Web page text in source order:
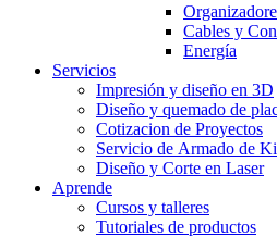
Cables y
Energía
Servicios
Impresión y diseño en 3D
Diseño y quemado de
Cotizacion de Proyectos
Servicio de Armado de
Diseño y Corte en Laser
Aprende
Cursos y talleres
Tutoriales de productos